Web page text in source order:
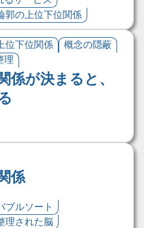
郭の上位下位関係
位下位関係
概念の隠蔽
理
係が決まると、
係
ブルソート
理された脳